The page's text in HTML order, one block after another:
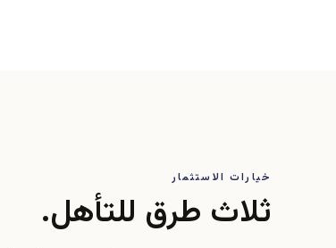
خيارات الاستثمار
ثلاث طرق للتأهل.